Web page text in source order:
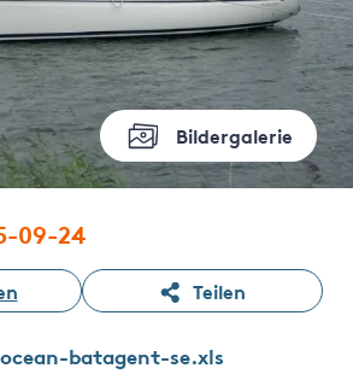
Bildergalerie
09-24
Teilen
batagent-se.xls